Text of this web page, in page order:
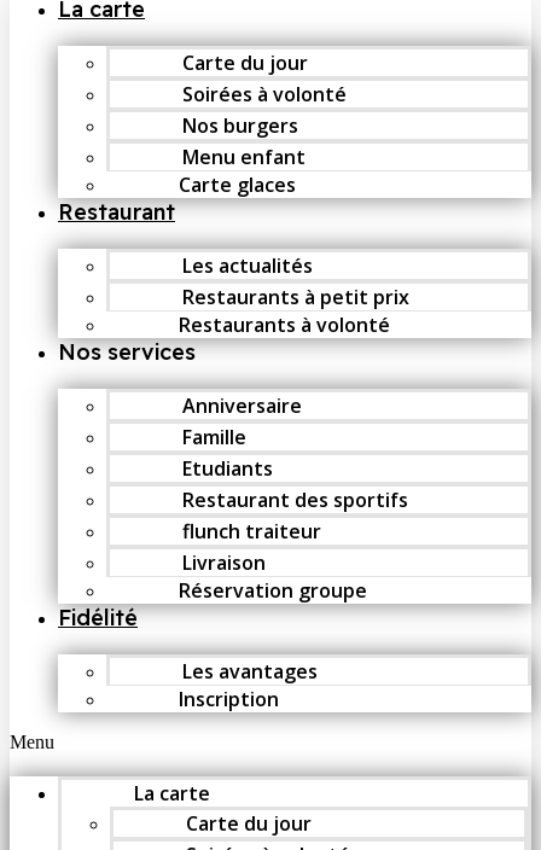
La carte
Carte du jour
Soirées à volonté
Nos burgers
Menu enfant
Carte glaces
Restaurant
Les actualités
Restaurants à petit prix
Restaurants à volonté
Nos services
Anniversaire
Famille
Etudiants
Restaurant des sportifs
flunch traiteur
Livraison
Réservation groupe
Fidélité
Les avantages
Inscription
Menu
La carte
Carte du jour